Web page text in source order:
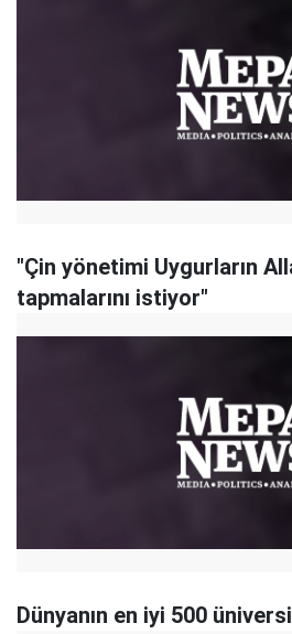
"Çin yönetimi Uygurların
tapmalarını istiyor"
Dünyanın en iyi 500